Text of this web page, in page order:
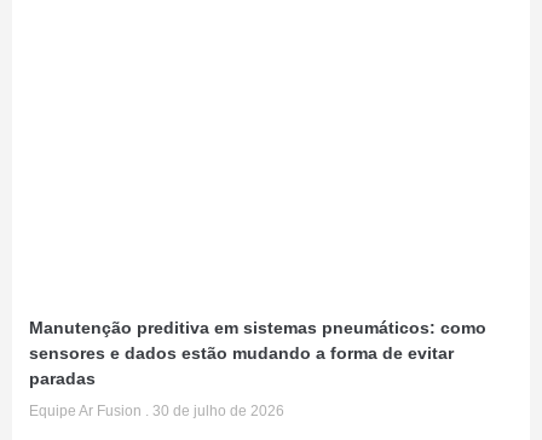
Manutenção preditiva em sistemas pneumáticos: como
sensores e dados estão mudando a forma de evitar
paradas
Equipe Ar Fusion 30 de julho de 2026